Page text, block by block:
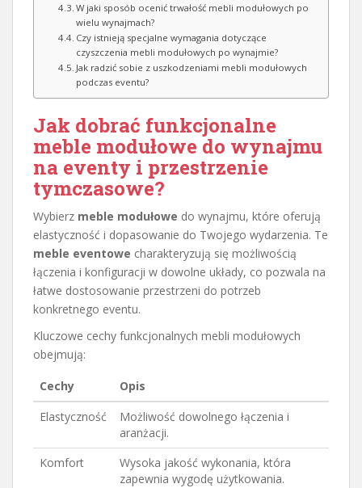
W jaki sposób ocenić trwałość mebli modułowych po
wielu wynajmach?
Czy istnieją specjalne wymagania dotyczące
czyszczenia mebli modułowych po wynajmie?
Jak radzić sobie z uszkodzeniami mebli modułowych
podczas eventu?
Jak dobrać funkcjonalne
meble modułowe do wynajmu
na eventy i przestrzenie
tymczasowe?
Wybierz meble modułowe do wynajmu, które oferują
elastyczność i dopasowanie do Twojego wydarzenia. Te
meble eventowe charakteryzują się możliwością
łączenia i konfiguracji w dowolne układy, co pozwala na
łatwe dostosowanie przestrzeni do potrzeb
konkretnego eventu.
Kluczowe cechy funkcjonalnych mebli modułowych
obejmują:
Cechy
Opis
Elastyczność
Możliwość dowolnego łączenia i
aranżacji.
Komfort
Wysoka jakość wykonania, która
zapewnia wygodę użytkowania.